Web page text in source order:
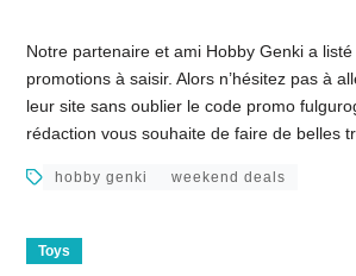
Notre partenaire et ami Hobby Genki a
promotions à saisir. Alors n’hésitez pas à
leur site sans oublier le code promo
rédaction vous souhaite de faire de belles
hobby genki weekend deals
Toys